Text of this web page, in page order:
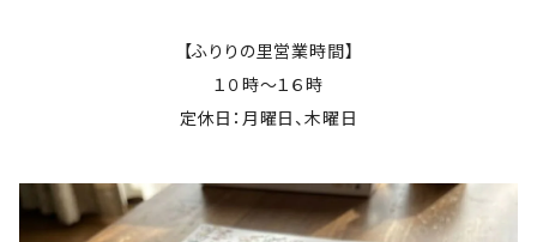
【ふりりの里営業時間】
１０時～１６時
定休日：月曜日、木曜日